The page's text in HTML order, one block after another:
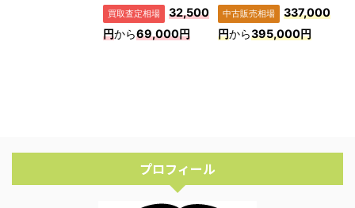
買取査定相場
32,500
円から69,000円
中古販売相場
337,000
円から395,000円
プロフィール